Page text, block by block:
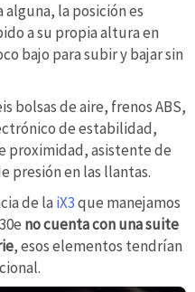
la posición es
a su propia altura en
bajo para subir y bajar sin
bolsas de aire, frenos ABS,
de estabilidad,
proximidad, asistente de
presión en las llantas.
de la iX3que manejamos
no cuenta con una suite
, esos elementos tendrían